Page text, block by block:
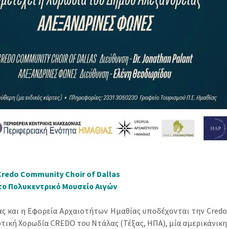
Community Choir of Dallas
Πολυκεντρικό Μουσείο Αιγών
και η Εφορεία Αρχαιοτήτων Ημαθίας υποδέχονται την Credo
Χορωδία CREDO του Ντάλας (Τέξας, ΗΠΑ), μία αμερικάνικη